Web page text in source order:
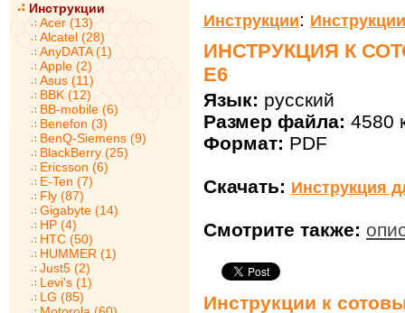
Инструкции
Acer (13)
Alcatel (28)
AnyDATA (1)
Apple (2)
Asus (11)
BBK (12)
BB-mobile (6)
Benefon (3)
BenQ-Siemens (9)
BlackBerry (25)
Ericsson (6)
E-Ten (7)
Fly (87)
Gigabyte (14)
HP (4)
HTC (50)
HUMMER (1)
Just5 (2)
Levi's (1)
LG (85)
Инструкции:
ИНСТРУКЦИЯ К
E6
Язык: русский
Размер файла: 4580
Формат: PDF
Скачать: Инструкция
Смотрите также:
Инструкции к